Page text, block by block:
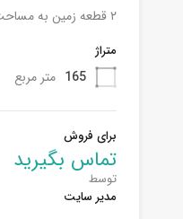
۲ قطعه زمین به مساحت…
متراژ
165 متر مربع
برای فروش
تماس بگیرید
توسط
مدیر سایت